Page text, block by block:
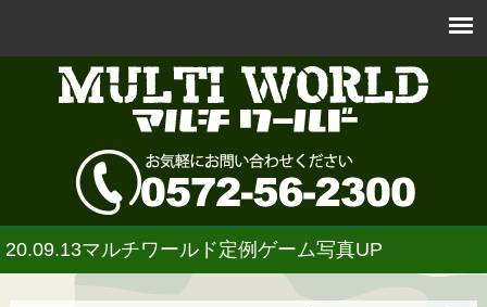
20.09.13マルチワールド定例ゲーム写真UP